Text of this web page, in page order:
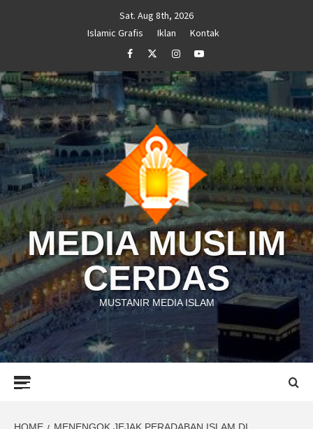
Sat. Aug 8th, 2026
Islamic Grafis
Iklan
Kontak
FacebookTwitterInstagramYoutube
MEDIA MUSLIM
CERDAS
MUSTANIR MEDIA ISLAM